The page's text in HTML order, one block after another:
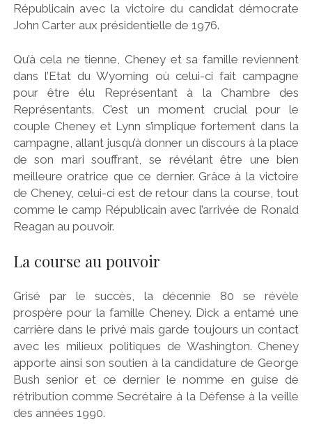
Républicain avec la victoire du candidat démocrate
John Carter aux présidentielle de 1976.
Qu’à cela ne tienne, Cheney et sa famille reviennent
dans l’Etat du Wyoming où celui-ci fait campagne
pour être élu Représentant à la Chambre des
Représentants. C’est un moment crucial pour le
couple Cheney et Lynn s’implique fortement dans la
campagne, allant jusqu’à donner un discours à la place
de son mari souffrant, se révélant être une bien
meilleure oratrice que ce dernier. Grâce à la victoire
de Cheney, celui-ci est de retour dans la course, tout
comme le camp Républicain avec l’arrivée de Ronald
Reagan au pouvoir.
La course au pouvoir
Grisé par le succès, la décennie 80 se révèle
prospère pour la famille Cheney. Dick a entamé une
carrière dans le privé mais garde toujours un contact
avec les milieux politiques de Washington. Cheney
apporte ainsi son soutien à la candidature de George
Bush senior et ce dernier le nomme en guise de
rétribution comme Secrétaire à la Défense à la veille
des années 1990.